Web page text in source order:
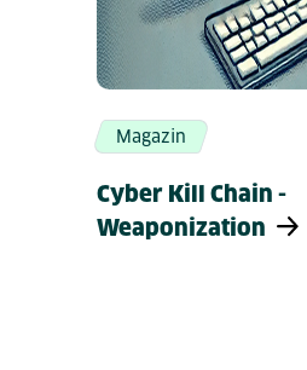
Magazin
Cyber Kill Chain -
Weaponization